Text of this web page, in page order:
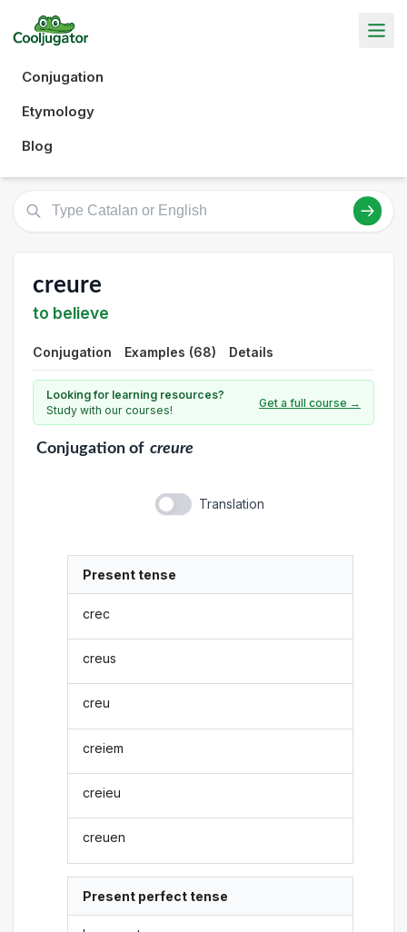
Conjugation
Etymology
Blog
creure
to believe
Conjugation Examples (68) Details
Looking for learning resources?
Study with our courses!
Get a full course →
Conjugationof creure
Translation
Present tense
crec
creus
creu
creiem
creieu
creuen
Present perfect tense